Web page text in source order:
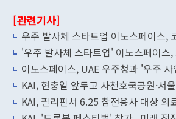
[관련기사]
우주 발사체 스타트업 이노스페이스,
'우주 발사체 스타트업' 이노스페이스
이노스페이스, UAE 우주청과 '우주
KAI, 현충일 앞두고 사천호국공원·서
KAI, 필리핀서 6.25 참전용사 대상 의